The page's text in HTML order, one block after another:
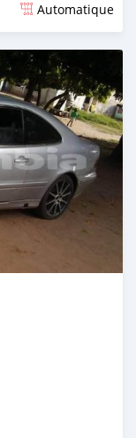
Automatique